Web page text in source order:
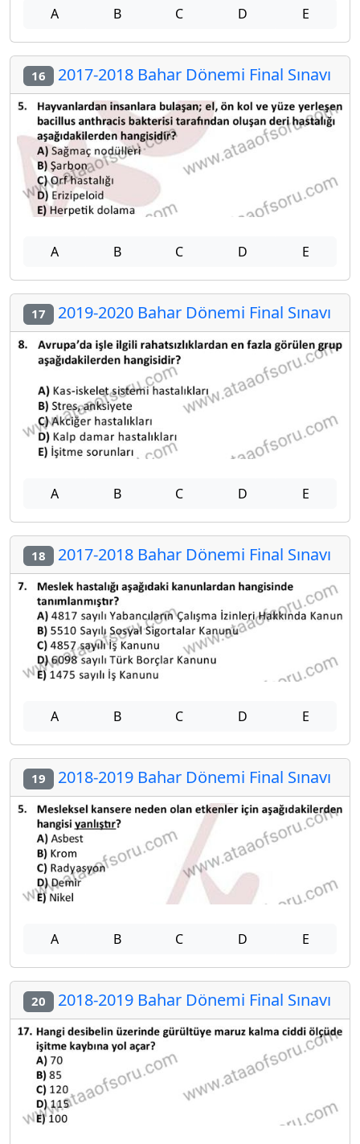
A B C D E
16 2017-2018 Bahar Dönemi Final Sınavı
A B C D E
17 2019-2020 Bahar Dönemi Final Sınavı
A B C D E
18 2017-2018 Bahar Dönemi Final Sınavı
A B C D E
19 2018-2019 Bahar Dönemi Final Sınavı
A B C D E
20 2018-2019 Bahar Dönemi Final Sınavı